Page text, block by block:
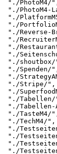
"./PhotoM4/
"./PhotoM4-
"./
"./
"./Reverse-
"./
"./
"./
"./
"./Spenden/
"./
"./Stripe/",
"./
"./
"./Tabellen-
"./TasteM4/
"./TechM4/",
"./
"./
"./
"./